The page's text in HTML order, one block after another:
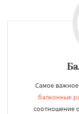
Самое важное
балконные
соотношение